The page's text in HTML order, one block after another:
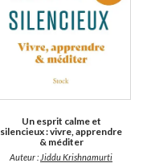
Un esprit calme et
silencieux : vivre, apprendre
& méditer
Auteur : Jiddu Krishnamurti